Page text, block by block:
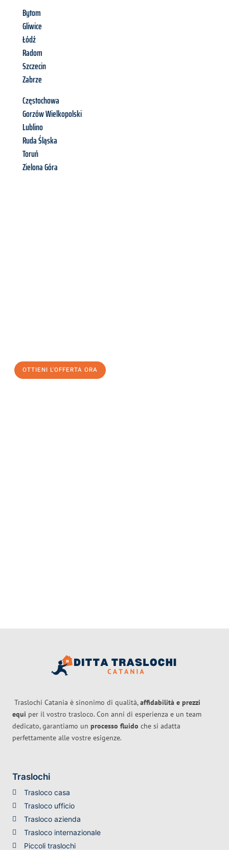
Bytom
Gliwice
Łódź
Radom
Szczecin
Zabrze
Częstochowa
Gorzów Wielkopolski
Lublino
Ruda Śląska
Toruń
Zielona Góra
OTTIENI L'OFFERTA ORA
Traslochi Catania è sinonimo di qualità,affidabilità e prezzi
equi per il vostro trasloco. Con anni di esperienza e un team
dedicato, garantiamo un processo fluido che si adatta
perfettamente alle vostre esigenze.
Traslochi
Trasloco casa
Trasloco ufficio
Trasloco azienda
Trasloco internazionale
Piccoli traslochi